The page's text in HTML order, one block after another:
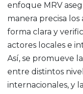
enfoque MRV
manera precisa
forma clara y
actores locales e
Así, se promueve
entre distintos
internacionales, y